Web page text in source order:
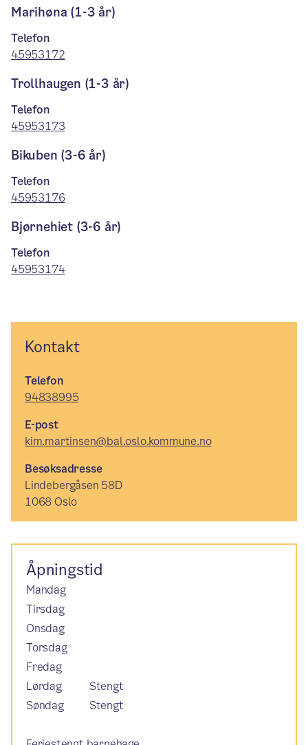
Marihøna (1-3 år)
Telefon
45953172
Trollhaugen (1-3 år)
Telefon
45953173
Bikuben (3-6 år)
Telefon
45953176
Bjørnehiet (3-6 år)
Telefon
45953174
Kontakt
Telefon
94838995
E-post
kim.martinsen@bal.oslo.kommune.no
Besøksadresse
Lindebergåsen 58D
1068 Oslo
Åpningstid
Mandag
Tirsdag
Onsdag
Torsdag
Fredag
Lørdag
Stengt
Søndag
Stengt